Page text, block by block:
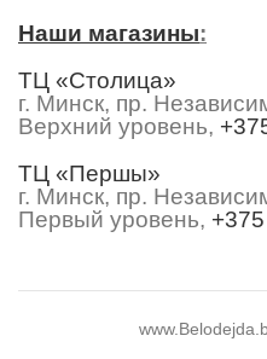
Наши магазины:
ТЦ «Столица»
г. Минск, пр.
Верхний уровень,
ТЦ «Першы»
г. Минск, пр.
Первый уровень,